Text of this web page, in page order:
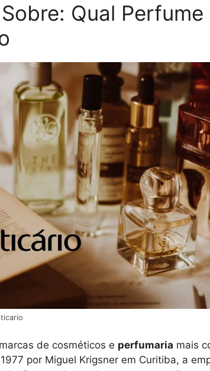
Qual Perfume
de cosméticos e perfumaria mais
por Miguel Krigsner em Curitiba, a